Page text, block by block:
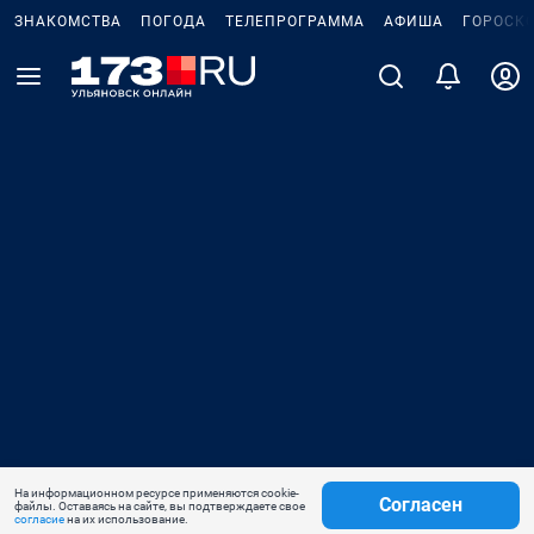
ЗНАКОМСТВА ПОГОДА ТЕЛЕПРОГРАММА АФИША
На информационном ресурсе применяются cookie-
файлы. Оставаясь на сайте, вы подтверждаете свое
согласиена их использование.
Согласен